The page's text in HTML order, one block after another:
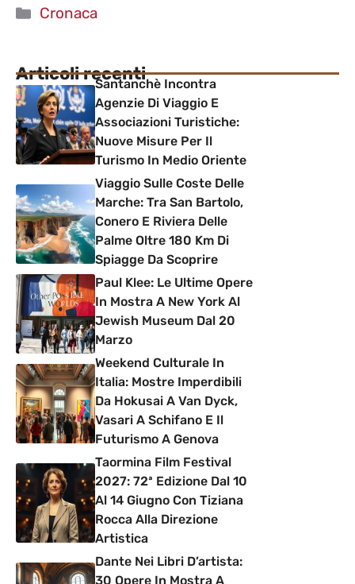
Categorie
Cronaca
Articoli recentiSantanchè Incontra
Agenzie Di Viaggio E
Associazioni Turistiche:
Nuove Misure Per Il
Turismo In Medio Oriente
Viaggio Sulle Coste Delle
Marche: Tra San Bartolo,
Conero E Riviera Delle
Palme Oltre 180 Km Di
Spiagge Da Scoprire
Paul Klee: Le Ultime Opere
In Mostra A New York Al
Jewish Museum Dal 20
Marzo
Weekend Culturale In
Italia: Mostre Imperdibili
Da Hokusai A Van Dyck,
Vasari A Schifano E Il
Futurismo A Genova
Taormina Film Festival
2027: 72ª Edizione Dal 10
Al 14 Giugno Con Tiziana
Rocca Alla Direzione
Artistica
Dante Nei Libri D’artista:
30 Opere In Mostra A